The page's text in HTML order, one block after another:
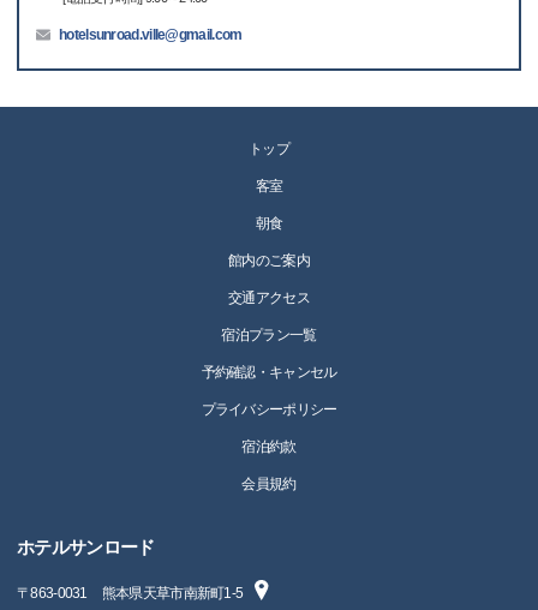
hotelsunroad.ville@gmail.com
トップ
客室
朝食
館内のご案内
交通アクセス
宿泊プラン一覧
予約確認・キャンセル
プライバシーポリシー
宿泊約款
会員規約
ホテルサンロード
〒863-0031 熊本県天草市南新町1-5